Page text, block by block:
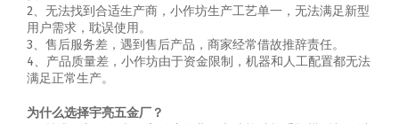
2、无法找到合适生产商，小作坊生产工艺单一，无法满足新型
用户需求，耽误使用。
3、售后服务差，遇到售后产品，商家经常借故推辞责任。
4、产品质量差，小作坊由于资金限制，机器和人工配置都无法
满足正常生产。
为什么选择宇亮五金厂？